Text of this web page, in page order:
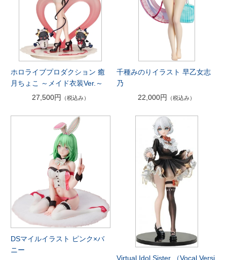
ホロライブプロダクション 癒
月ちょこ ～メイド衣装Ver.～
27,500円
（税込み）
千種みのりイラスト 早乙女志
乃
22,000円
（税込み）
DSマイルイラスト ピンク×バ
ニー
Virtual Idol Sister （Vocal Versi